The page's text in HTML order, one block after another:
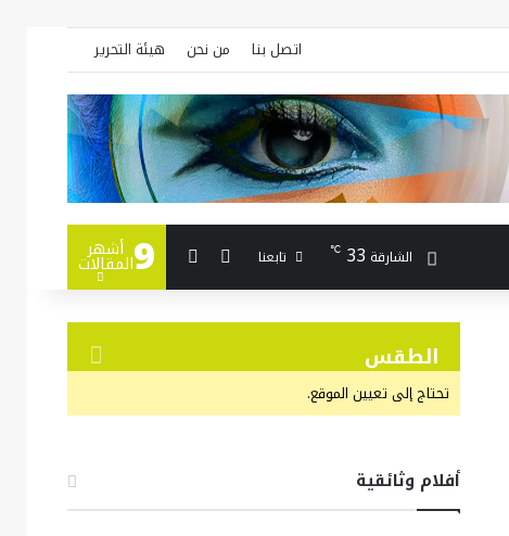
اتصل بنا من نحن هيئة التحرير
الشارقة 33
℃ تابعنا إضافة عمود جانبي
بحث عن
9 أشهر
المقالات
الطقس
تحتاج إلى تعيين الموقع.
أفلام وثائقية